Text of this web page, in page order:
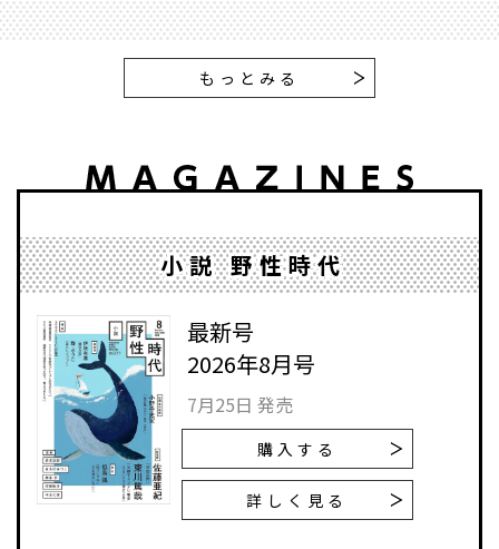
もっとみる
小説 野性時代
最新号
2026年8月号
7月25日 発売
購入する
詳しく見る